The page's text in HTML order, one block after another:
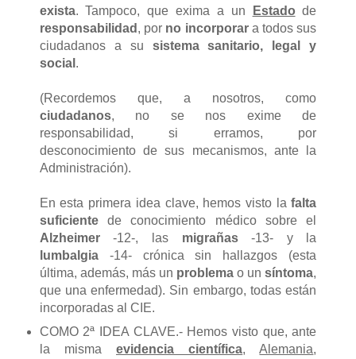
exista. Tampoco, que exima a un Estado de
responsabilidad , por no incorporara todos sus
ciudadanos a su sistema sanitario, legal y
social .
(Recordemos que, a nosotros, como
ciudadanos, no se nos exime de
responsabilidad, si erramos, por
desconocimiento de sus mecanismos, ante la
Administración).
En esta primera idea clave, hemos visto lafalta
suficientede conocimiento médico sobre el
Alzheimer-12-, las migrañas-13- y la
lumbalgia-14- crónica sin hallazgos (esta
última, además, más un problema o unsíntoma,
que una enfermedad). Sin embargo, todas están
incorporadas al CIE.
COMO 2ª IDEA CLAVE.- Hemos visto que, ante
la misma evidencia científica,Alemania,